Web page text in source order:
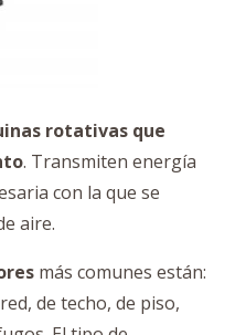
rotativas que
. Transmiten energía
con la que se
aire.
más comunes están:
de techo, de piso,